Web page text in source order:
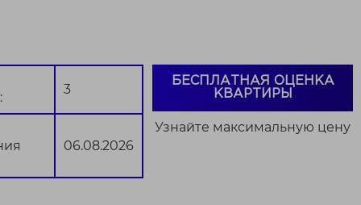
3
06.08.2026
БЕСПЛАТНАЯ ОЦЕНКА
КВАРТИРЫ
Узнайте максимальную цену